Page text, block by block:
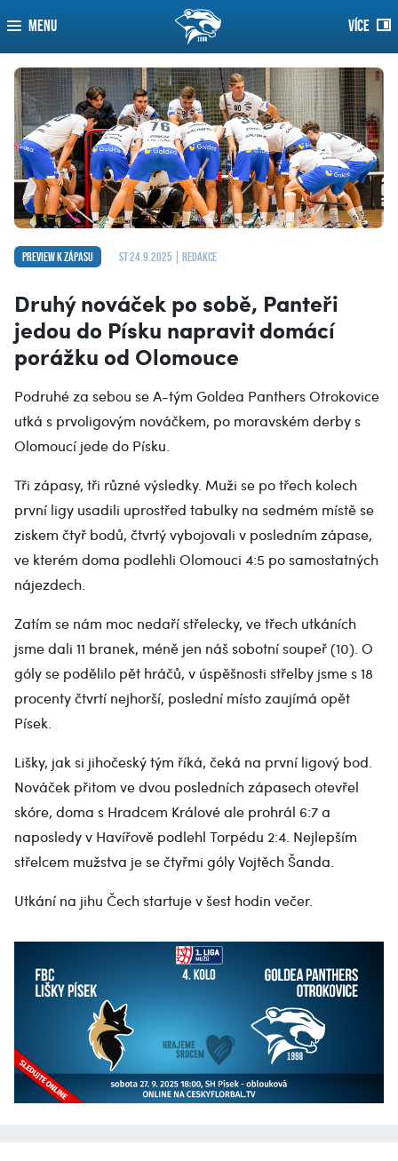
MENU VÍCE
Preview k zápasu st 24.9.2025 | redakce
Druhý nováček po sobě, Panteři
jedou do Písku napravit domácí
porážku od Olomouce
Podruhé za sebou se A-tým Goldea Panthers Otrokovice
utká s prvoligovým nováčkem, po moravském derby s
Olomoucí jede do Písku.
Tři zápasy, tři různé výsledky. Muži se po třech kolech
první ligy usadili uprostřed tabulky na sedmém místě se
ziskem čtyř bodů, čtvrtý vybojovali v posledním zápase,
ve kterém doma podlehli Olomouci 4:5 po samostatných
nájezdech.
Zatím se nám moc nedaří střelecky, ve třech utkáních
jsme dali 11 branek, méně jen náš sobotní soupeř (10). O
góly se podělilo pět hráčů, v úspěšnosti střelby jsme s 18
procenty čtvrtí nejhorší, poslední místo zaujímá opět
Písek.
Lišky, jak si jihočeský tým říká, čeká na první ligový bod.
Nováček přitom ve dvou posledních zápasech otevřel
skóre, doma s Hradcem Králové ale prohrál 6:7 a
naposledy v Havířově podlehl Torpédu 2:4. Nejlepším
střelcem mužstva je se čtyřmi góly Vojtěch Šanda.
Utkání na jihu Čech startuje v šest hodin večer.